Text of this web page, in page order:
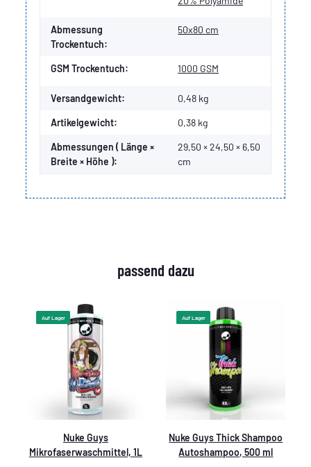
Abmessung
Trockentuch:
50x80 cm
GSM Trockentuch: 1000 GSM
Versandgewicht: 0,48 kg
Artikelgewicht: 0,38 kg
Abmessungen ( Länge ×
Breite × Höhe ):
29,50 × 24,50 × 6,50
cm
passend dazu
Auf Lager
Nuke Guys
Mikrofaserwaschmittel, 1L
Auf Lager
Nuke Guys Thick Shampoo
Autoshampoo, 500 ml